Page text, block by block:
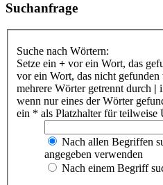
Suchanfrage
Suche nach Wörtern:
Setze ein + vor ein Wort, das
vor ein Wort, das nicht
mehrere Wörter getrennt durch |
wenn nur eines der Wörter
ein * als Platzhalter für teilweise
Nach allen Begriffen
angegeben verwenden
Nach einem Begriff